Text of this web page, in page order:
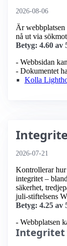
2026-08-06
Är
nå ut via
Betyg: 4.60 av
- Webbsidan
- Dokumentet
Kolla
2026-07-21
Kontrollerar hur
integritet –
säkerhet,
juli-stiftelsens
Betyg: 4.25 av
- Webbplatsen
Integritet